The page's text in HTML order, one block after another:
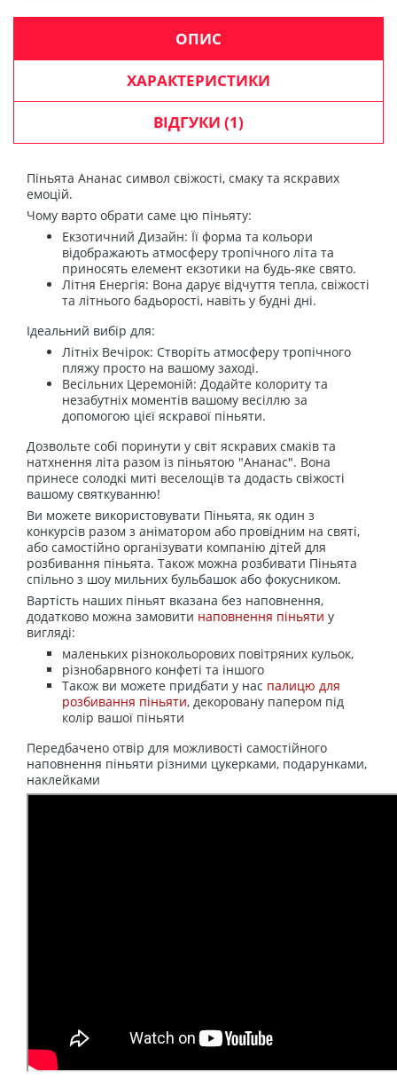
ОПИС
ХАРАКТЕРИСТИКИ
ВІДГУКИ (1)
Піньята Ананас символ свіжості, смаку та яскравих
емоцій.
Чому варто обрати саме цю піньяту:
Екзотичний Дизайн: Її форма та кольори
відображають атмосферу тропічного літа та
приносять елемент екзотики на будь-яке свято.
Літня Енергія: Вона дарує відчуття тепла, свіжості
та літнього бадьорості, навіть у будні дні.
Ідеальний вибір для:
Літніх Вечірок: Створіть атмосферу тропічного
пляжу просто на вашому заході.
Весільних Церемоній: Додайте колориту та
незабутніх моментів вашому весіллю за
допомогою цієї яскравої піньяти.
Дозвольте собі поринути у світ яскравих смаків та
натхнення літа разом із піньятою "Ананас". Вона
принесе солодкі миті веселощів та додасть свіжості
вашому святкуванню!
Ви можете використовувати Піньята, як один з
конкурсів разом з аніматором або провідним на святі,
або самостійно організувати компанію дітей для
розбивання піньята. Також можна розбивати Піньята
спільно з шоу мильних бульбашок або фокусником.
Вартість наших піньят вказана без наповнення,
додатково можна замовити наповнення піньяти у
вигляді:
маленьких різнокольорових повітряних кульок,
різнобарвного конфеті та іншого
Також ви можете придбати у нас палицю для
розбивання піньяти, декоровану папером під
колір вашої піньяти
Передбачено отвір для можливості самостійного
наповнення піньяти різними цукерками, подарунками,
наклейками